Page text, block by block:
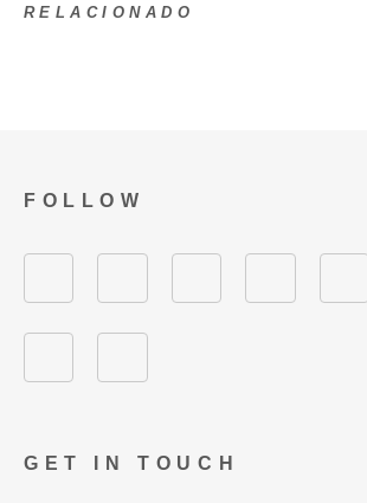
RELACIONADO
GET IN TOUCH
FOLLOW